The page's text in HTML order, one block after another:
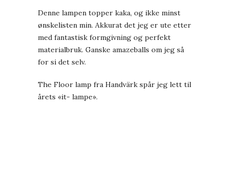
Denne lampen topper kaka, og ikke minst
ønskelisten min. Akkurat det jeg er ute etter
med fantastisk formgivning og perfekt
materialbruk. Ganske amazeballs om jeg så
for si det selv.
The Floor lamp fra Handvärk spår jeg lett til
årets «it- lampe».